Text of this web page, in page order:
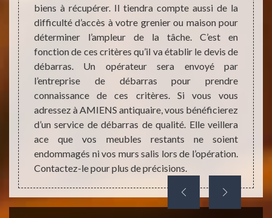
des
de
de
il va
la
de
biens à récupérer. Il tiendra compte aussi de la
difficulté d’accès à votre grenier ou maison pour
déterminer l’ampleur de la tâche. C’est en
fonction de ces critères qu’il va établir le devis de
débarras. Un opérateur sera envoyé par
l’entreprise de débarras pour prendre
connaissance de ces critères. Si vous vous
adressez à AMIENS antiquaire, vous bénéficierez
d’un service de débarras de qualité. Elle veillera
ace que vos meubles restants ne soient
endommagés ni vos murs salis lors de l’opération.
Contactez-le pour plus de précisions.
est
ne
vous